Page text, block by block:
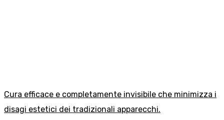
Cura efficace e completamente invisibile che minimizza i
disagi estetici dei tradizionali apparecchi.